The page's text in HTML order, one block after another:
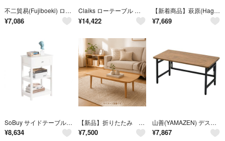
不二貿易(Fujiboeki) ローテーブル 四角 ミニ 幅80×奥行40×高さ
¥7,086
Claiks ローテーブル 折りたたみ デスク 完成品 幅120*奥行き60*高
¥14,422
【新着商品】萩原(Hagihara) ローテーブル センターテーブル 折りたたみ
¥7,669
SoBuy サイドテーブル ベッド横 ナイトテーブル ローテーブル ベッドサイド
¥8,634
【新品】折りたたみ ローテーブル ナチュラル 幅110cm スタイリッシュ
¥7,500
山善(YAMAZEN) デスク ローテーブル 折りたたみ コンパクト 完成品 幅
¥7,867